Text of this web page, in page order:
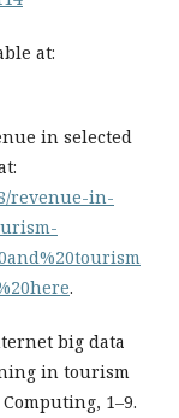
at:
in selected
revenue-in-
.
big data
in tourism
1–9.